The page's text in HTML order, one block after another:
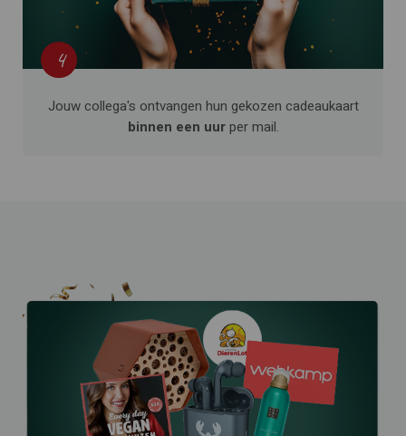
4
Jouw collega's ontvangen hun gekozen cadeaukaart
binnen een uurper mail.